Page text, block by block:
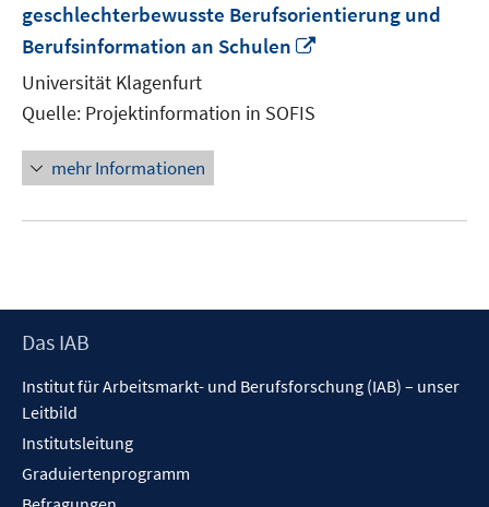
geschlechterbewusste Berufsorientierung und
Berufsinformation an Schulen
Universität Klagenfurt
Quelle: Projektinformation in SOFIS
mehr Informationen
Footer
Das IAB
Institut für Arbeitsmarkt- und Berufsforschung (IAB) – unser
Leitbild
Institutsleitung
Graduiertenprogramm